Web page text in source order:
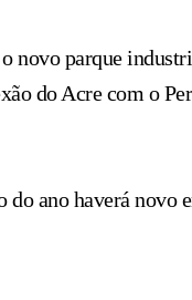
novo parque
do Acre com o
do ano haverá novo